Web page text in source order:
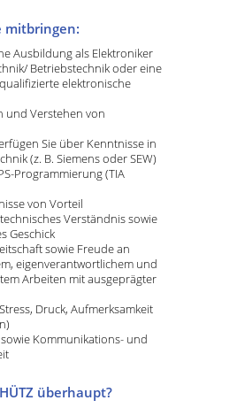
mitbringen:
Ausbildung als Elektroniker
Betriebstechnik oder eine
elektronische
und Verstehen von
Sie über Kenntnisse in
(z. B. Siemens oder SEW)
Programmierung (TIA
von Vorteil
Verständnis sowie
Geschick
sowie Freude an
eigenverantwortlichem und
Arbeiten mit ausgeprägter
Druck, Aufmerksamkeit
Kommunikations- und
überhaupt?